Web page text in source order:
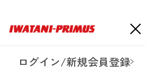
8/10から8/16の期間は出荷休止となります
ログイン/新規会員登録
SALEバーナー＆ランタン